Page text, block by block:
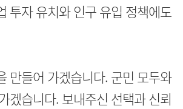
투자 유치와 인구 유입 정책에도
만들어 가겠습니다. 군민 모두와
겠습니다. 보내주신 선택과 신뢰